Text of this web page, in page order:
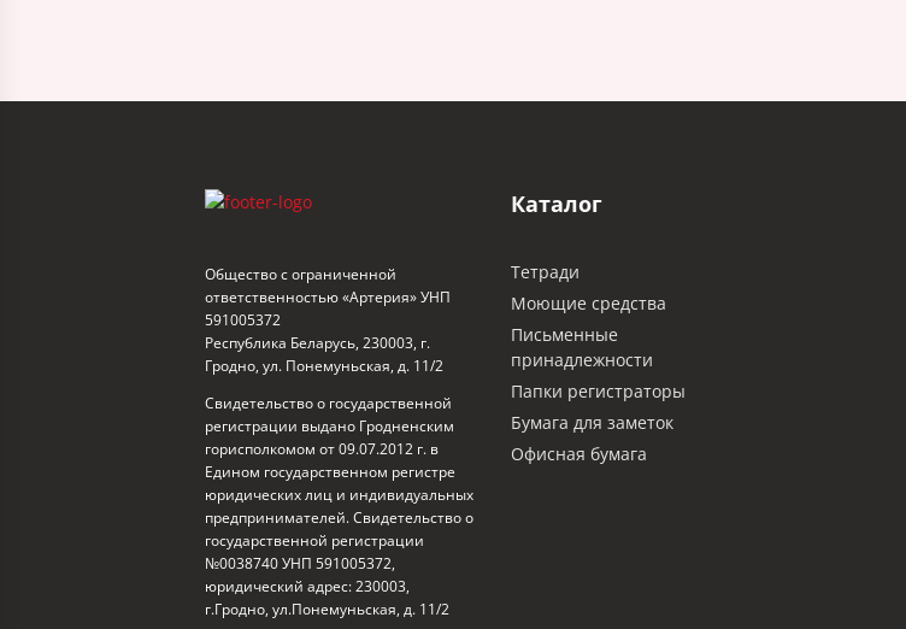
Общество с ограниченной
ответственностью «Артерия» УНП
591005372
Республика Беларусь, 230003, г.
Гродно, ул. Понемуньская, д. 11/2
Свидетельство о государственной
регистрации выдано Гродненским
горисполкомом от 09.07.2012 г. в
Едином государственном регистре
юридических лиц и индивидуальных
предпринимателей. Свидетельство о
государственной регистрации
№0038740 УНП 591005372,
юридический адрес: 230003,
г.Гродно, ул.Понемуньская, д. 11/2
Каталог
Тетради
Моющие средства
Письменные
принадлежности
Папки регистраторы
Бумага для заметок
Офисная бумага